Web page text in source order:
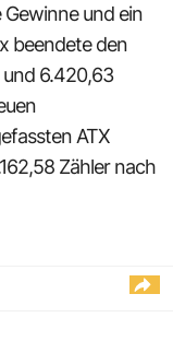
und ein
beendete den
6.420,63
ATX
Zähler nach